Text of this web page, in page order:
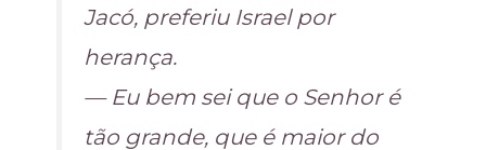
Jacó, preferiu Israel por
herança.
— Eu bem sei que o Senhor é
tão grande, que é maior do